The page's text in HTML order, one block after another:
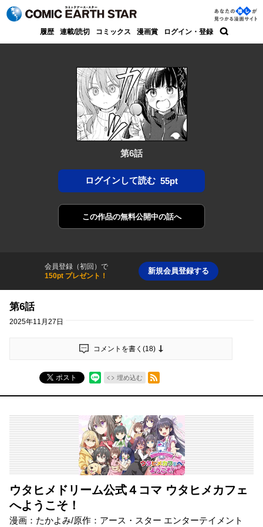
コミック アース・スター
あなた
の推し
履歴 連載/読切 コミックス 漫画賞 ログイン・登録
第6話
ログインして読む 55pt
この作品の無料公開中の話へ
会員登録（初回）で
150pt プレゼント！
新規会員登録する
第6話
2025年11月27日
コメントを書く(18)
ポスト 埋め込む
RSSフィード
ウタヒメドリーム公式４コマ ウタヒメカフェ
へようこそ！
漫画：たかよみ/原作：アース・スター エンターテイメント